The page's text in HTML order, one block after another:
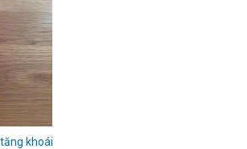
khoái